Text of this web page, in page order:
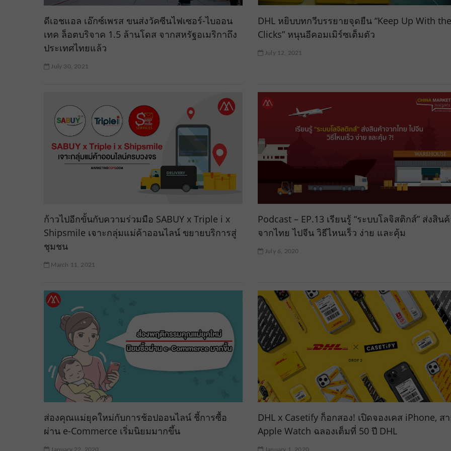
ดีเอชแอล เอ๊กซ์เพรส ขนส่งวัคซีนไฟเซอร์-ไบออน
เทค ล็อตบริจาค 1.5 ล้านโดส จากสหรัฐอเมริกาถึง
ประเทศไทยแล้ว
July 30, 2021
DHL หยิบบทกวีบรรยายจุดยืน “Keep Up With the
Clicks” หนุนอีคอมเมิร์ซเต็มตัว
July 12, 2021
ก้าวไปอีกขั้นกับความร่วมมือ SABUY x Triple i x
Shipsmile เจาะกลุ่มแม่ค้าออนไลน์ ขยายบริการสู่
ชุมชน
March 11, 2021
Podcast – EP.13 เรียนรู้ “ระบบโลจิสติกส์” ส่งสิน
จากไทย ไปจีน วิธีไหนเร็ว ง่าย และคุ้ม
July 6, 2020
ส่องคุณแม่ยุคใหม่กับการช้อปออนไลน์ ชี้การซื้อ
ผ่าน e-Commerce เริ่มนิยมมากขึ้น
January 22, 2020
DHL x Casetify ก็อกสอง! เปิดจองเคส iPhone, ส
Apple Watch ฉลองเต็มที่ 50 ปี DHL
January 1, 2020